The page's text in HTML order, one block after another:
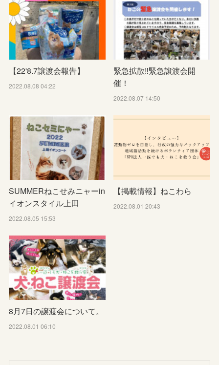
【22'8.7譲渡会報告】
2022.08.08 04:22
緊急拡散‼️緊急譲渡会開
催！
2022.08.07 14:50
SUMMERねこせみニャーin
イオンスタイル上田
2022.08.05 15:53
【掲載情報】ねこわら
2022.08.01 20:43
8月7日の譲渡会について。
2022.08.01 06:10